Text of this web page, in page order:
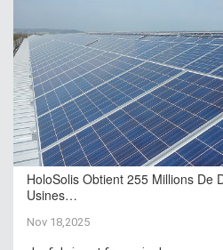
HoloSolis Obtient 255 Millions De
Usines…
Nov 18,2025